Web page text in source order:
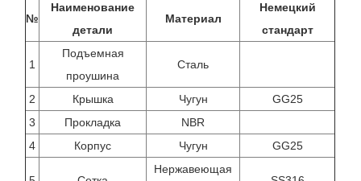
№
Наименование
детали
Материал
Немецкий
стандарт
1
Подъемная
проушина
Сталь
2 Крышка Чугун
GG25
3
Прокладка
NBR
4
Корпус Чугун GG25
Нержавеющая